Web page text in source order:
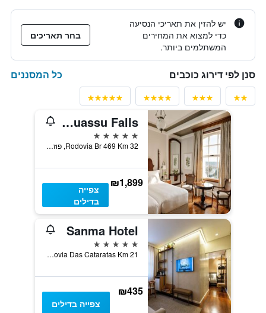
יש להזין את תאריכי הנסיעה
כדי למצוא את המחירים
המשתלמים ביותר.
בחר תאריכים
סנן לפי דירוג כוכבים כל המסננים
Hotel das Cataratas, A Belmond Hotel, Iguassu Falls
5 כוכבים
Rodovia Br 469 Km 32, פוז דו איגוואסו, ברזיל
₪1,899
צפייה
בדילים
Sanma Hotel
5 כוכבים
Rodovia Das Cataratas Km 21, פוז דו איגוואסו, ברזיל
₪435
צפייה בדילים